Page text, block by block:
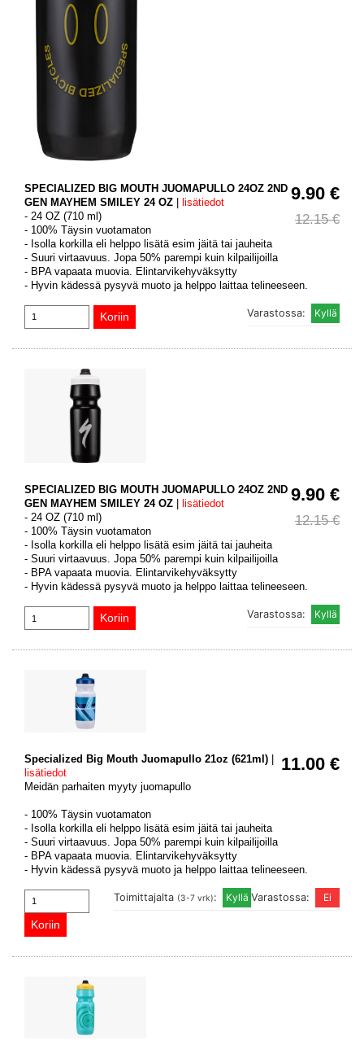
9.90 €
12.15 €
SPECIALIZED BIG MOUTH JUOMAPULLO 24OZ 2ND
GEN MAYHEM SMILEY 24 OZ | lisätiedot
- 24 OZ (710 ml)
- 100% Täysin vuotamaton
- Isolla korkilla eli helppo lisätä esim jäitä tai jauheita
- Suuri virtaavuus. Jopa 50% parempi kuin kilpailijoilla
- BPA vapaata muovia. Elintarvikehyväksytty
- Hyvin kädessä pysyvä muoto ja helppo laittaa telineeseen.
Varastossa:
9.90 €
12.15 €
SPECIALIZED BIG MOUTH JUOMAPULLO 24OZ 2ND
GEN MAYHEM SMILEY 24 OZ | lisätiedot
- 24 OZ (710 ml)
- 100% Täysin vuotamaton
- Isolla korkilla eli helppo lisätä esim jäitä tai jauheita
- Suuri virtaavuus. Jopa 50% parempi kuin kilpailijoilla
- BPA vapaata muovia. Elintarvikehyväksytty
- Hyvin kädessä pysyvä muoto ja helppo laittaa telineeseen.
Varastossa:
11.00 €
Specialized Big Mouth Juomapullo 21oz (621ml) |
lisätiedot
Meidän parhaiten myyty juomapullo
- 100% Täysin vuotamaton
- Isolla korkilla eli helppo lisätä esim jäitä tai jauheita
- Suuri virtaavuus. Jopa 50% parempi kuin kilpailijoilla
- BPA vapaata muovia. Elintarvikehyväksytty
- Hyvin kädessä pysyvä muoto ja helppo laittaa telineeseen.
Varastossa:
Toimittajalta (3-7 vrk):